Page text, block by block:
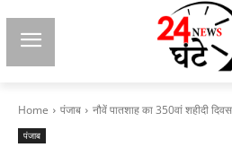
Home पंजाब नौवें पातशाह का 350वां शहीदी
पंजाब